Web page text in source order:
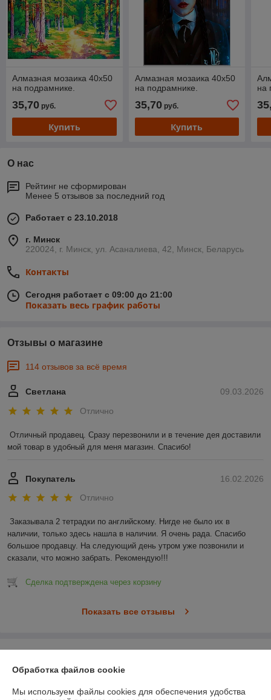
Алмазная мозаика 40х50
на подрамнике.
35,70 руб.
Купить
Алмазная мозаика 40х50
на подрамнике.
35,70руб.
Купить
на
О нас
Рейтинг не сформирован
Менее 5 отзывов за последний год
Работает с 23.10.2018
г. Минск
220024, г. Минск, ул. Асаналиева, 42, Минск, Беларусь
Контакты
Сегодня работает с 09:00 до 21:00
Показать весь график работы
Отзывы о магазине
114 отзывов за всё время
09.03.2026
Светлана
Отлично
Отличный продавец. Сразу перезвонили и в течение дея доставили
мой товар в удобный для меня магазин. Спасибо!
16.02.2026
Покупатель
Отлично
Заказывала 2 тетрадки по английскому. Нигде не было их в
наличии, только здесь нашла в наличии. Я очень рада. Спасибо
большое продавцу. На следующий день утром уже позвонили и
сказали, что можно забрать. Рекомендую!!!
Сделка подтверждена через корзину
Показать все отзывы
О нас
Обработка файлов cookie
Мы используем файлы cookies для обеспечения удобства